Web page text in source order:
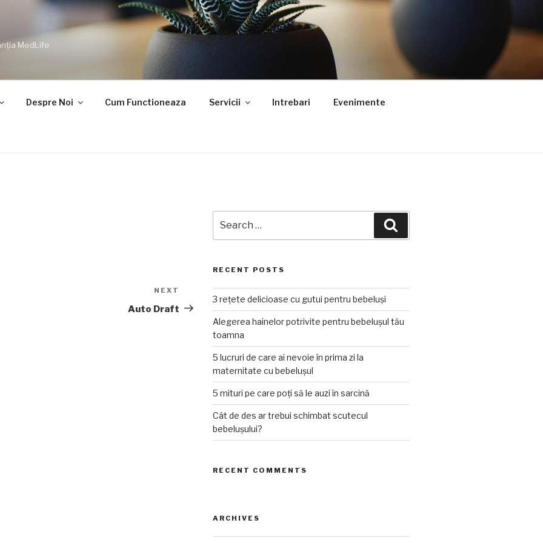
MedLife
Despre Noi Cum Functioneaza Servicii Intrebari Evenimente
Post
NEXT
Auto Draft
for:
Search
RECENT POSTS
3 rețete delicioase cu gutui pentru bebeluși
Alegerea hainelor potrivite pentru bebelușul tău
toamna
5 lucruri de care ai nevoie în prima zi la
maternitate cu bebelușul
5 mituri pe care poți să le auzi în sarcină
Cât de des ar trebui schimbat scutecul
bebelușului?
RECENT COMMENTS
ARCHIVES